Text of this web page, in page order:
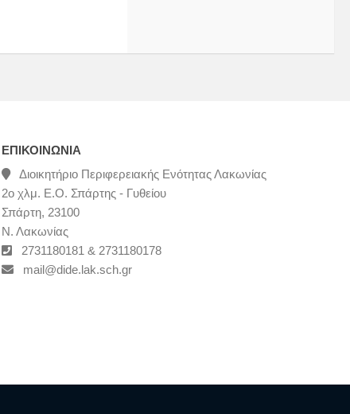
ΕΠΙΚΟΙΝΩΝΊΑ
Διοικητήριο Περιφερειακής Ενότητας Λακωνίας
2ο χλμ. Ε.Ο. Σπάρτης - Γυθείου
Σπάρτη, 23100
Ν. Λακωνίας
2731180181 & 2731180178
mail@dide.lak.sch.gr